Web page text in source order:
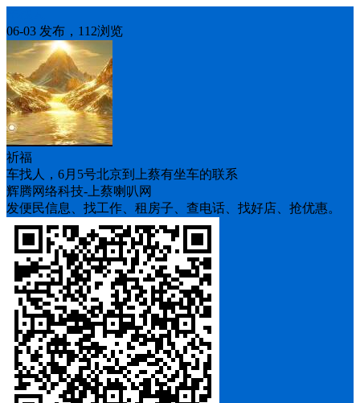
06-03 发布，112浏览
祈福
车找人，6月5号北京到上蔡有坐车的联系
辉腾网络科技-上蔡喇叭网
发便民信息、找工作、租房子、查电话、找好店、抢优惠。